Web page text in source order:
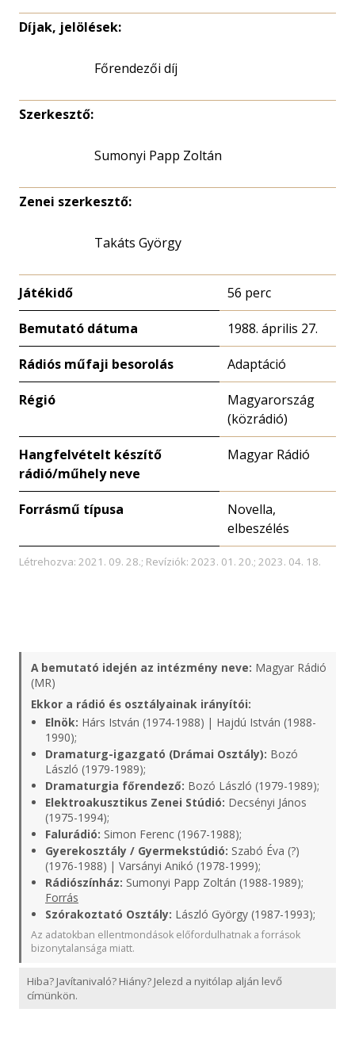
Díjak, jelölések:
Főrendezői díj
Szerkesztő:
Sumonyi Papp Zoltán
Zenei szerkesztő:
Takáts György
Játékidő 56 perc
Bemutató dátuma 1988. április 27.
Rádiós műfaji besorolás Adaptáció
Régió
Magyarország
(közrádió)
Hangfelvételt készítő
rádió/műhely neve
Magyar Rádió
Forrásmű típusa
Novella,
elbeszélés
Létrehozva: 2021. 09. 28.; Revíziók: 2023. 01. 20.; 2023. 04. 18.
A bemutató idején az intézmény neve: Magyar Rádió
(MR)
Ekkor a rádió és osztályainak irányítói:
Elnök: Hárs István (1974-1988) | Hajdú István (1988-
1990);
Dramaturg-igazgató (Drámai Osztály): Bozó
László (1979-1989);
Dramaturgia főrendező: Bozó László (1979-1989);
Elektroakusztikus Zenei Stúdió: Decsényi János
(1975-1994);
Falurádió: Simon Ferenc (1967-1988);
Gyerekosztály / Gyermekstúdió: Szabó Éva (?)
(1976-1988) | Varsányi Anikó (1978-1999);
Rádiószínház: Sumonyi Papp Zoltán (1988-1989);
Forrás
Szórakoztató Osztály: László György (1987-1993);
Az adatokban ellentmondások előfordulhatnak a források
bizonytalansága miatt.
Hiba? Javítanivaló? Hiány? Jelezd a nyitólap alján levő
címünkön.